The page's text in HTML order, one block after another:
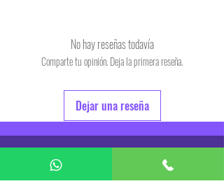
No hay reseñas todavía
Comparte tu opinión. Deja la primera reseña.
Dejar una reseña
COMPLEMENTOS
DESPACHADO en